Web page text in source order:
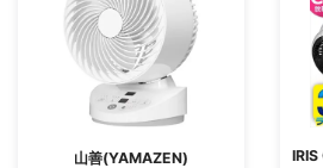
山善(YAMAZEN)